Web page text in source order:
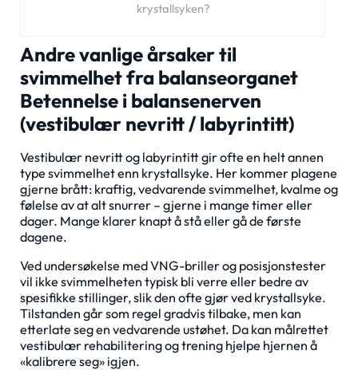
krystallsyken?
Andre vanlige årsaker til
svimmelhet fra balanseorganet
Betennelse i balansenerven
(vestibulær nevritt / labyrintitt)
Vestibulær nevritt og labyrintitt gir ofte en helt annen
type svimmelhet enn krystallsyke. Her kommer plagene
gjerne brått: kraftig, vedvarende svimmelhet, kvalme og
følelse av at alt snurrer – gjerne i mange timer eller
dager. Mange klarer knapt å stå eller gå de første
dagene.
Ved undersøkelse med VNG-briller og posisjonstester
vil ikke svimmelheten typisk bli verre eller bedre av
spesifikke stillinger, slik den ofte gjør ved krystallsyke.
Tilstanden går som regel gradvis tilbake, men kan
etterlate seg en vedvarende ustøhet. Da kan målrettet
vestibulær rehabilitering og trening hjelpe hjernen å
«kalibrere seg» igjen.